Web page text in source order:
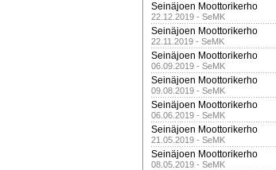
Seinäjoen Moottorikerho
22.12.2019 - SeMK
Seinäjoen Moottorikerho
22.11.2019 - SeMK
Seinäjoen Moottorikerho
06.09.2019 - SeMK
Seinäjoen Moottorikerho
09.08.2019 - SeMK
Seinäjoen Moottorikerho
06.06.2019 - SeMK
Seinäjoen Moottorikerho
21.05.2019 - SeMK
Seinäjoen Moottorikerho
08.05.2019 - SeMK